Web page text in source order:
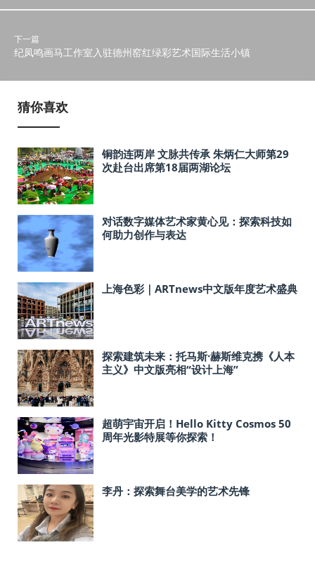
下一篇
纪凤鸣画马工作室入驻德州窑红绿彩艺术国际生活小镇
猜你喜欢
铜韵连两岸 文脉共传承 朱炳仁大师第29
次赴台出席第18届两湖论坛
对话数字媒体艺术家黄心见：探索科技如
何助力创作与表达
上海色彩｜ARTnews中文版年度艺术盛典
探索建筑未来：托马斯·赫斯维克携《人本
主义》中文版亮相“设计上海”
超萌宇宙开启！Hello Kitty Cosmos 50
周年光影特展等你探索！
李丹：探索舞台美学的艺术先锋